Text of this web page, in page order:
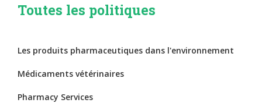
Toutes les politiques
Les produits pharmaceutiques dans l'environnement
Médicaments vétérinaires
Pharmacy Services